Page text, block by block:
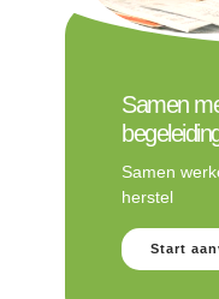
Samen
Samen
herstel
Start